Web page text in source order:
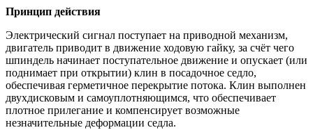
Принцип действия
Электрический сигнал поступает на приводной механизм,
двигатель приводит в движение ходовую гайку, за счёт чего
шпиндель начинает поступательное движение и опускает (или
поднимает при открытии) клин в посадочное седло,
обеспечивая герметичное перекрытие потока. Клин выполнен
двухдисковым и самоуплотняющимся, что обеспечивает
плотное прилегание и компенсирует возможные
незначительные деформации седла.